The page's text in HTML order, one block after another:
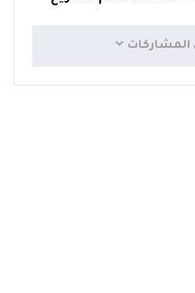
المشاركات